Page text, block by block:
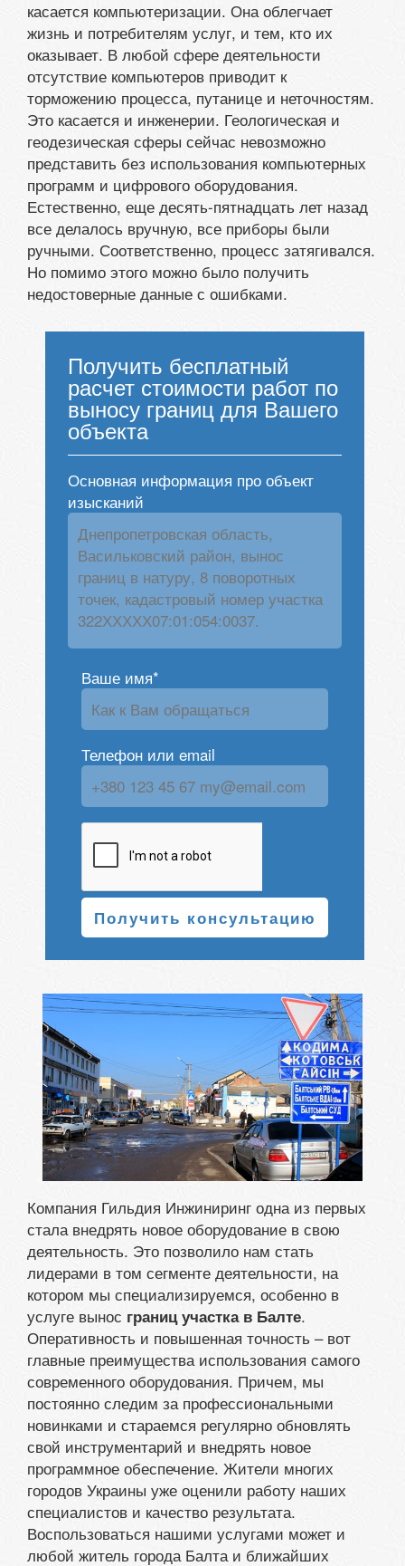
касается компьютеризации. Она облегчает
жизнь и потребителям услуг, и тем, кто их
оказывает. В любой сфере деятельности
отсутствие компьютеров приводит к
торможению процесса, путанице и неточностям.
Это касается и инженерии. Геологическая и
геодезическая сферы сейчас невозможно
представить без использования компьютерных
программ и цифрового оборудования.
Естественно, еще десять-пятнадцать лет назад
все делалось вручную, все приборы были
ручными. Соответственно, процесс затягивался.
Но помимо этого можно было получить
недостоверные данные с ошибками.
Получить бесплатный
расчет стоимости работ по
выносу границ для Вашего
объекта
Основная информация про объект
изысканий
Ваше имя*
Телефон или email
Получить консультацию
Компания Гильдия Инжиниринг одна из первых
стала внедрять новое оборудование в свою
деятельность. Это позволило нам стать
лидерами в том сегменте деятельности, на
котором мы специализируемся, особенно в
услуге вынос границ участка в Балте.
Оперативность и повышенная точность – вот
главные преимущества использования самого
современного оборудования. Причем, мы
постоянно следим за профессиональными
новинками и стараемся регулярно обновлять
свой инструментарий и внедрять новое
программное обеспечение. Жители многих
городов Украины уже оценили работу наших
специалистов и качество результата.
Воспользоваться нашими услугами может и
любой житель города Балта и ближайших